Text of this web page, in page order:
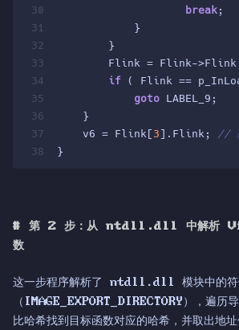
30
31
32
33
34
35
36
37
38
break ;
            }
        }
Flink = Flink-
if ( Flink ==
goto LABEL_9;
    }
    v6 = Flink[
3].Flink; //
}
# 第 2 步：从 ntdll.dll 中解析
数
这一步程序解析了 ntdll.dll 模块中的符
（IMAGE_EXPORT_DIRECTORY），遍历
比哈希找到目标函数对应的哈希，并取出地